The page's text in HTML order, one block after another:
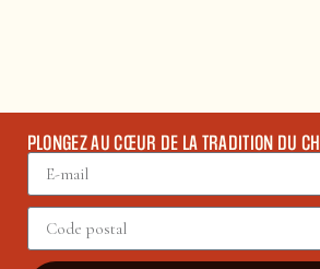
PLONGEZ AU CŒUR DE LA TRADITION DU